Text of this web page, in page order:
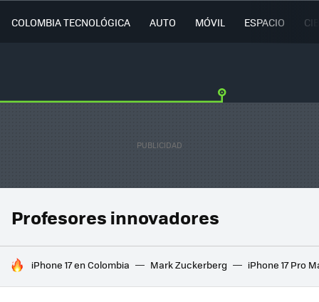
COLOMBIA TECNOLÓGICA AUTO MÓVIL ESPACIO
Profesores innovadores
HOY SE HABLA DE
iPhone 17 en Colombia Mark Zuckerberg iPhone 17 Pro